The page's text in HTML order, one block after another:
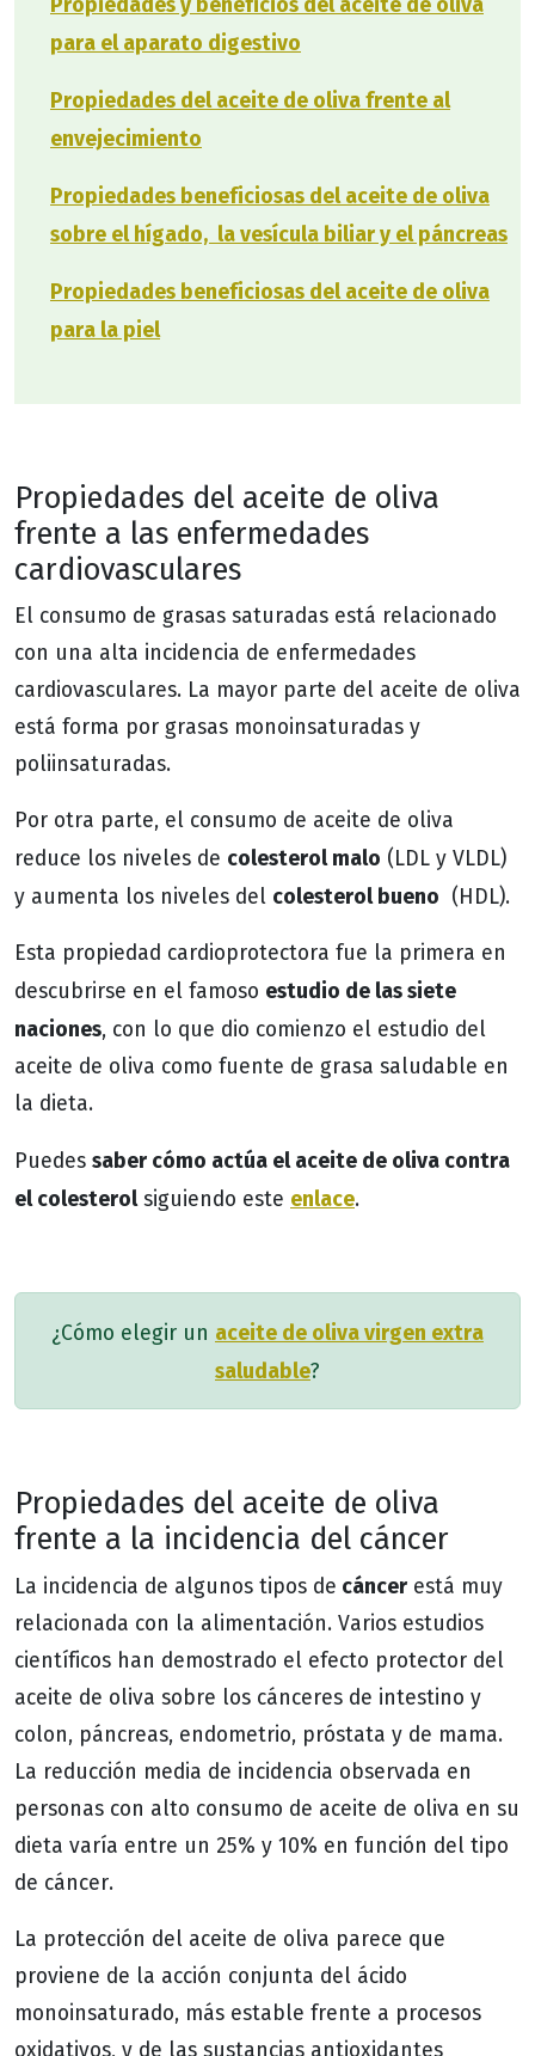
para el aparato digestivo
Propiedades del aceite de oliva frente al
envejecimiento
Propiedades beneficiosas del aceite de oliva
sobre el hígado, la vesícula biliar y el páncreas
Propiedades beneficiosas del aceite de oliva
para la piel
Propiedades del aceite de oliva
frente a las enfermedades
cardiovasculares
El consumo de grasas saturadas está relacionado
con una alta incidencia de enfermedades
cardiovasculares. La mayor parte del aceite de oliva
está forma por grasas monoinsaturadas y
poliinsaturadas.
Por otra parte, el consumo de aceite de oliva
reduce los niveles de colesterol malo (LDL y VLDL)
y aumenta los niveles del colesterol bueno (HDL).
Esta propiedad cardioprotectora fue la primera en
descubrirse en el famoso estudio de las siete
naciones, con lo que dio comienzo el estudio del
aceite de oliva como fuente de grasa saludable en
la dieta.
Puedes saber cómo actúa el aceite de oliva contra
el colesterolsiguiendo este enlace.
¿Cómo elegir un aceite de oliva virgen extra
saludable?
Propiedades del aceite de oliva
frente a la incidencia del cáncer
La incidencia de algunos tipos de cáncer está muy
relacionada con la alimentación. Varios estudios
científicos han demostrado el efecto protector del
aceite de oliva sobre los cánceres de intestino y
colon, páncreas, endometrio, próstata y de mama.
La reducción media de incidencia observada en
personas con alto consumo de aceite de oliva en su
dieta varía entre un 25% y 10% en función del tipo
de cáncer.
La protección del aceite de oliva parece que
proviene de la acción conjunta del ácido
monoinsaturado, más estable frente a procesos
oxidativos, y de las sustancias antioxidantes